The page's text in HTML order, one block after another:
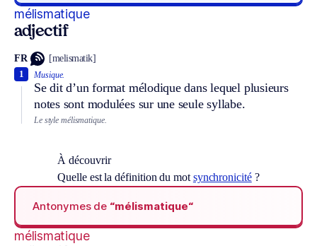
mélismatique
adjectif
FR [melismatik]
Musique.
Se dit d’un format mélodique dans lequel plusieurs
notes sont modulées sur une seule syllabe.
1
Le style mélismatique.
À découvrir
Quelle est la définition du mot synchronicité?
Antonymes de “mélismatique“
mélismatique